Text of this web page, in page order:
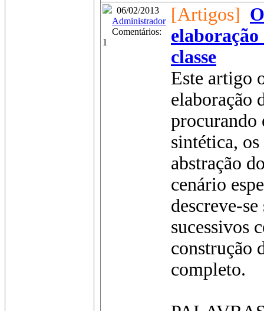
06/02/2013
Administrador
Comentários:
1
[Artigos]
classe
Este artigo
elaboração
procurando
sintética,
abstração
cenário
descreve-
sucessivos
construção
completo.